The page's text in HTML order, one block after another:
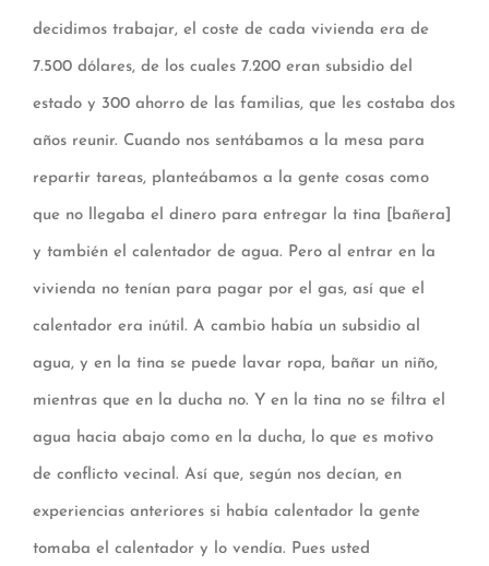
decidimos trabajar, el coste de cada vivienda era de
7.500 dólares, de los cuales 7.200 eran subsidio del
estado y 300 ahorro de las familias, que les costaba dos
años reunir. Cuando nos sentábamos a la mesa para
repartir tareas, planteábamos a la gente cosas como
que no llegaba el dinero para entregar la tina [bañera]
y también el calentador de agua. Pero al entrar en la
vivienda no tenían para pagar por el gas, así que el
calentador era inútil. A cambio había un subsidio al
agua, y en la tina se puede lavar ropa, bañar un niño,
mientras que en la ducha no. Y en la tina no se filtra el
agua hacia abajo como en la ducha, lo que es motivo
de conflicto vecinal. Así que, según nos decían, en
experiencias anteriores si había calentador la gente
tomaba el calentador y lo vendía. Pues usted